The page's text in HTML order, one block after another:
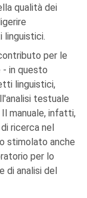
qualità dei
linguistici.
per le
in questo
linguistici,
testuale
manuale, infatti,
ricerca nel
stimolato anche
per lo
di analisi del